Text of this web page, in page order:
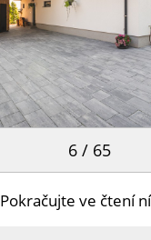
6 / 65
Pokračujte ve čtení